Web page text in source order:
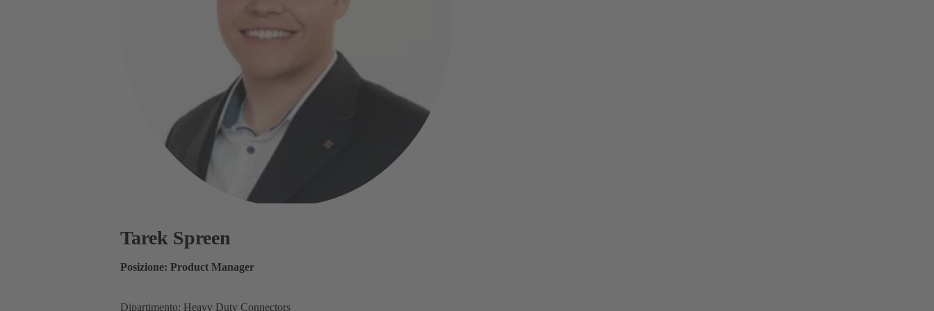
Tarek Spreen
Posizione: Product Manager
Dipartimento: Heavy Duty Connectors